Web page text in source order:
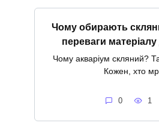
Чому обирають
переваги
Чому акваріум скляний?
Кожен, хто
0 1